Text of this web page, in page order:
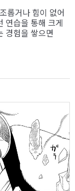
롭거나 힘이 없어
연습을 통해 크게
경험을 쌓으면